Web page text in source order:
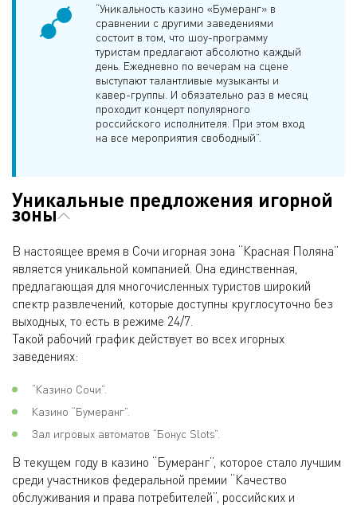
“Уникальность казино «Бумеранг» в
сравнении с другими заведениями
состоит в том, что шоу-программу
туристам предлагают абсолютно каждый
день. Ежедневно по вечерам на сцене
выступают талантливые музыканты и
кавер-группы. И обязательно раз в месяц
проходит концерт популярного
российского исполнителя. При этом вход
на все мероприятия свободный”.
Уникальные предложения игорной
зоны
В настоящее время в Сочи игорная зона “Красная Поляна”
является уникальной компанией. Она единственная,
предлагающая для многочисленных туристов широкий
спектр развлечений, которые доступны круглосуточно без
выходных, то есть в режиме 24/7.
Такой рабочий график действует во всех игорных
заведениях:
“Казино Сочи”.
Казино “Бумеранг”.
Зал игровых автоматов “Бонус Slots”.
В текущем году в казино “Бумеранг”, которое стало лучшим
среди участников федеральной премии “Качество
обслуживания и права потребителей”, российских и